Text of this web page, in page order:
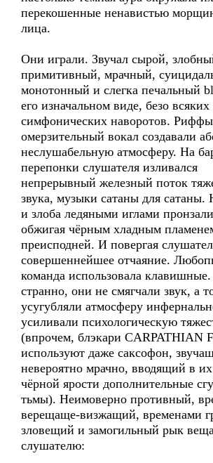
перекошенные ненавистью
лица.
Они играли. Звучал сырой,
примитивный, мрачный,
монотонный и слегка печальный
его изначальном виде, безо всяких
симфонических наворотов.
омерзительный вокал создавали
неслушабельную атмосферу. На
перепонки слушателя изливался
непрерывный железный поток
звука, музыки сатаны для сатаны.
и злоба ледяными иглами
обжигая чёрным хладным
преисподней. И повергая
совершеннейшее отчаяние.
команда использовала
странно, они не смягчали звук, а
усугубляли атмосферу
усиливали психологическую
(впрочем, блэкари CARPATHIAN
используют даже саксофон,
невероятно мрачно, вводящий в их
чёрной ярости дополнительные
тьмы). Неимоверно противный,
верещаще-визжащий, временами
зловещий и замогильный рык
слушателю: